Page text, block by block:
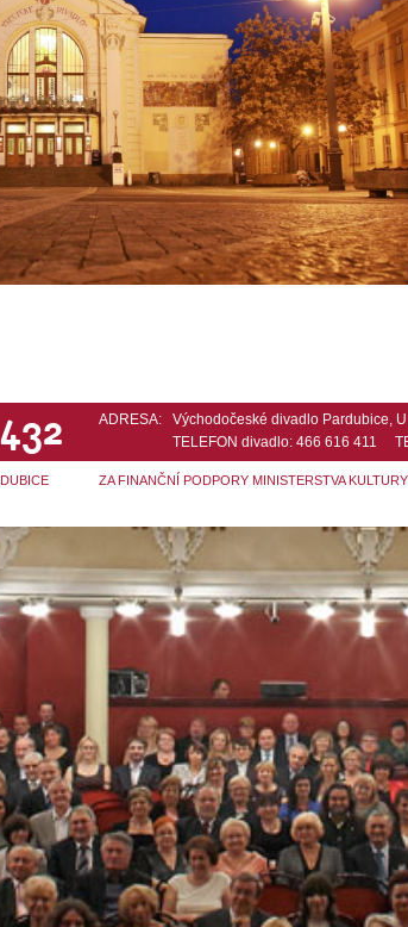
ADRESA: Východočeské divadlo Pardubice,
TELEFON divadlo: 466 616 411
ZA FINANČNÍ PODPORY MINISTERSTVA